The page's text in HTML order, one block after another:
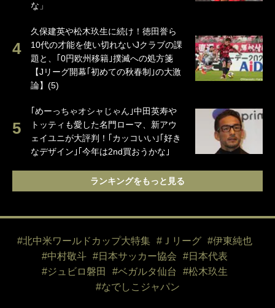
な」
久保建英や松木玖生に続け！徳田誉ら
10代の才能を使い切れないJクラブの課
題と、｢0円欧州移籍｣撲滅への処方箋
【Jリーグ開幕｢初めての秋春制｣の大激
論】(5)
｢めーっちゃオシャじゃん｣中田英寿や
トッティも愛した名門ローマ、新アウ
ェイユニが大評判！｢カッコいい｣｢好き
なデザイン｣｢今年は2nd買おうかな｣
ランキングをもっと見る
#北中米ワールドカップ大特集 #Ｊリーグ
#伊東純也
#中村敬斗
#日本サッカー協会
#日本代表
#ジュビロ磐田
#ベガルタ仙台
#松木玖生
#なでしこジャパン